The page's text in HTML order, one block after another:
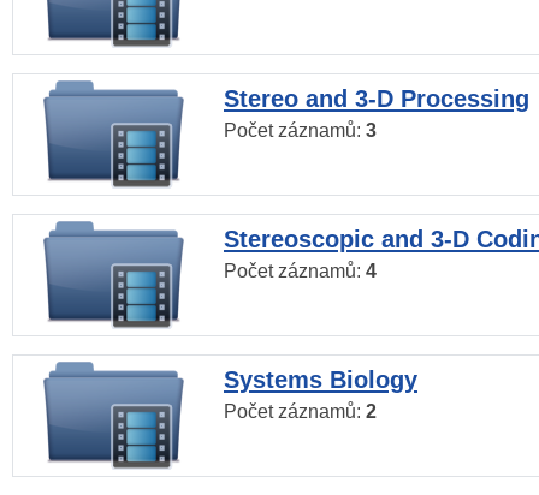
Stereo and 3-D Processing
Počet záznamů: 3
Stereoscopic and 3-D
Počet záznamů: 4
Systems Biology
Počet záznamů: 2